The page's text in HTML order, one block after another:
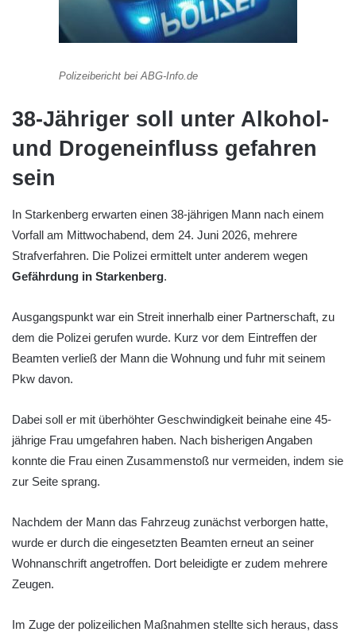
Polizeibericht bei ABG-Info.de
38-Jähriger soll unter Alkohol-
und Drogeneinfluss gefahren
sein
In Starkenberg erwarten einen 38-jährigen Mann nach einem
Vorfall am Mittwochabend, dem 24. Juni 2026, mehrere
Strafverfahren. Die Polizei ermittelt unter anderem wegen
Gefährdung in Starkenberg.
Ausgangspunkt war ein Streit innerhalb einer Partnerschaft, zu
dem die Polizei gerufen wurde. Kurz vor dem Eintreffen der
Beamten verließ der Mann die Wohnung und fuhr mit seinem
Pkw davon.
Dabei soll er mit überhöhter Geschwindigkeit beinahe eine 45-
jährige Frau umgefahren haben. Nach bisherigen Angaben
konnte die Frau einen Zusammenstoß nur vermeiden, indem sie
zur Seite sprang.
Nachdem der Mann das Fahrzeug zunächst verborgen hatte,
wurde er durch die eingesetzten Beamten erneut an seiner
Wohnanschrift angetroffen. Dort beleidigte er zudem mehrere
Zeugen.
Im Zuge der polizeilichen Maßnahmen stellte sich heraus, dass